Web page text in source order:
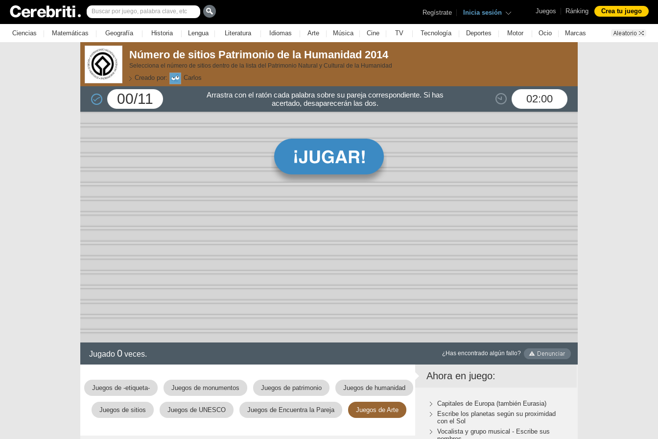
Juegos | Ránking Crea tu juego
Regístrate | Inicia sesión
Ciencias | Matemáticas | Geografía | Historia | Lengua | Literatura | Idiomas | Arte | Música | Cine | TV | Tecnología | Deportes | Motor | Ocio | Marcas
Número de sitios Patrimonio de la Humanidad 2014
Selecciona el número de sitios dentro de la lista del Patrimonio Natural y Cultural de la Humanidad
Creado por: Carlos
00/11 02:00
Arrastra con el ratón cada palabra sobre su pareja correspondiente. Si has
acertado, desaparecerán las dos.
Jugado 0 veces. ¿Has encontrado algún fallo?
Juegos de -etiqueta- Juegos de monumentos Juegos de patrimonio Juegos de humanidad
Juegos de sitios Juegos de UNESCO Juegos de Encuentra la Pareja Juegos de Arte
Ahora en juego:
Capitales de Europa (también Eurasia)
Escribe los planetas según su proximidad
con el Sol
Vocalista y grupo musical - Escribe sus